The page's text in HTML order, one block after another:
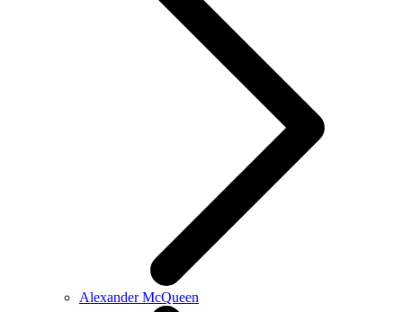
Alexander McQueen